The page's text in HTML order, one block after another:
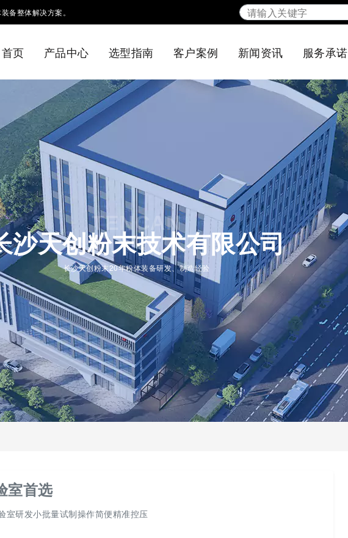
备整体解决方案。
首页 产品中心 选型指南 客户案例 新闻资讯 服务承诺
沙天创粉末技术有限公司
TENCAN
长沙天创粉末20年粉体装备研发、制造经验
室首选
室研发小批量试制操作简便精准控压